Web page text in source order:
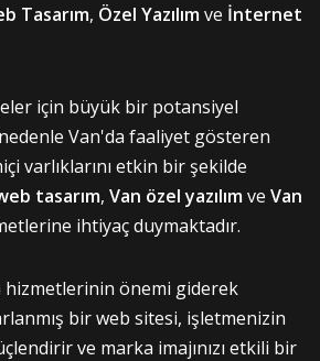
Tasarım, Özel Yazılımve İnternet
için büyük bir potansiyel
Van'da faaliyet gösteren
varlıklarını etkin bir şekilde
tasarım, Van özel yazılımve Van
ihtiyaç duymaktadır.
hizmetlerinin önemi giderek
bir web sitesi, işletmenizin
ve marka imajınızı etkili bir